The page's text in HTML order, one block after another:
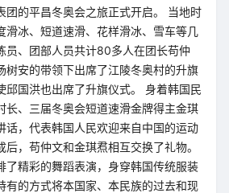
团的平昌冬奥会之旅正式开启。 当地时
滑冰、短道速滑、花样滑冰、雪车等几
员、团部人员共计80多人在团长苟仲
树安的带领下出席了江陵冬奥村的升旗
邱国洪也出席了升旗仪式。 身着韩国民
长、三届冬奥会短道速滑金牌得主金琪
话，代表韩国人民欢迎来自中国的运动
后，苟仲文和金琪焄相互交换了礼物。
了精彩的舞蹈表演，身穿韩国传统服装
有的方式将本国家、本民族的过去和现